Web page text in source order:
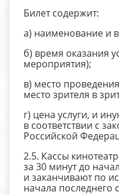
Билет содержит:
а) наименование и
б) время оказания
мероприятия);
в) место
место зрителя в
г) цена услуги, и
в соответствии с
Российской
2.5. Кассы
за 30 минут до
и заканчивают по
начала последнего